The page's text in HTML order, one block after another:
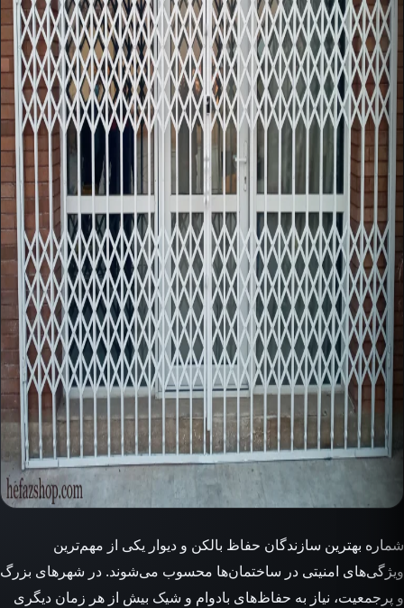
شماره بهترین سازندگان حفاظ بالکن و دیوار یکی از مهم‌ترین
ویژگی‌های امنیتی در ساختمان‌ها محسوب می‌شوند. در شهرهای بزرگ
و پرجمعیت، نیاز به حفاظ‌های بادوام و شیک بیش از هر زمان دیگری